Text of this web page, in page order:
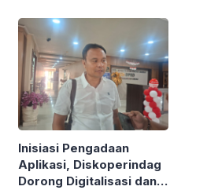
Solar
Inisiasi Pengadaan
Aplikasi, Diskoperindag
Dorong Digitalisasi dan